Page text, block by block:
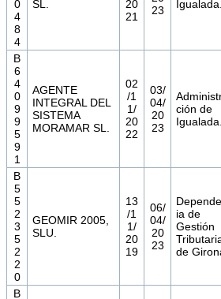
0
4
8
4
SL.
20
21
23
Igualada.
B
6
4
0
9
9
5
9
1
AGENTE
INTEGRAL DEL
SISTEMA
MORAMAR SL.
02
/1
1/
20
22
03/
04/
20
23
ción de
Igualada.
B
5
5
2
3
5
2
2
0
GEOMIR 2005,
SLU.
13
/1
1/
20
19
06/
04/
20
23
ia de
Gestión
de
B